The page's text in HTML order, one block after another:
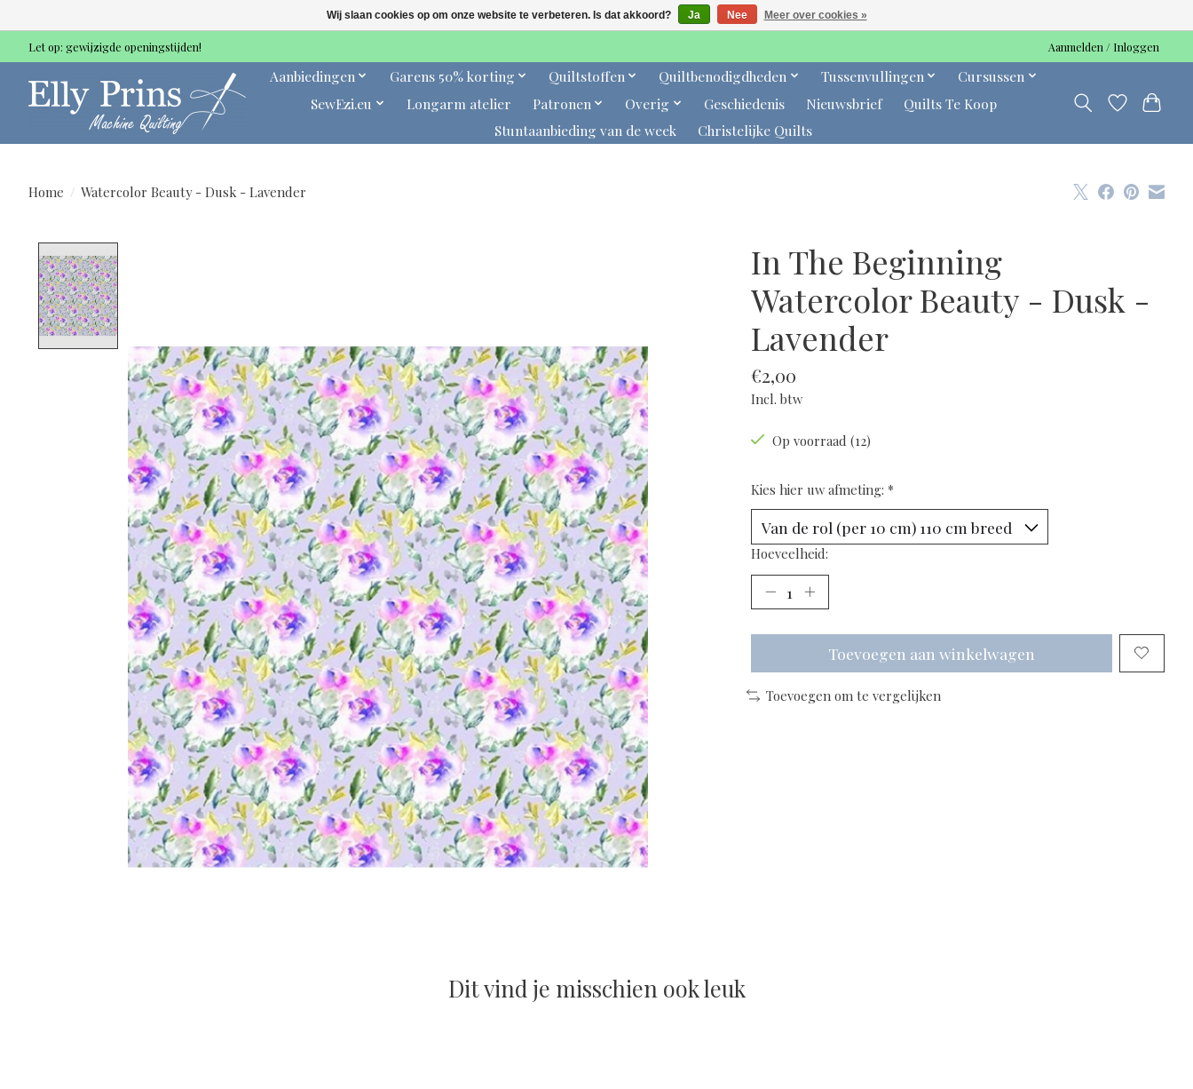
Let op: gewijzigde openingstijden! Aanmelden / Inloggen
Aanbiedingen Garens 50% korting Quiltstoffen Quiltbenodigdheden Tussenvullingen
Cursussen
SewEzi.eu
Longarm atelier Patronen Overig Geschiedenis Nieuwsbrief
Quilts Te Koop
Stuntaanbieding van de week
Christelijke Quilts
Home / Watercolor Beauty - Dusk - Lavender
In The Beginning
Watercolor Beauty - Dusk -
Lavender
€2,00
Incl. btw
Op voorraad (12)
Kies hier uw afmeting: *
Hoeveelheid:
Toevoegen aan winkelwagen
Toevoegen om te vergelijken
Dit vind je misschien ook leuk
Wij slaan cookies op om onze website te verbeteren. Is dat akkoord? Ja Nee Meer over cookies »